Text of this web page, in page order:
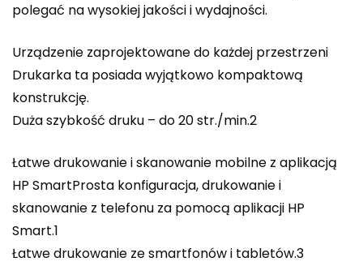
polegać na wysokiej jakości i wydajności.
Urządzenie zaprojektowane do każdej przestrzeni
Drukarka ta posiada wyjątkowo kompaktową
konstrukcję.
Duża szybkość druku – do 20 str./min.2
Łatwe drukowanie i skanowanie mobilne z aplikacją
HP SmartProsta konfiguracja, drukowanie i
skanowanie z telefonu za pomocą aplikacji HP
Smart.1
Łatwe drukowanie ze smartfonów i tabletów.3